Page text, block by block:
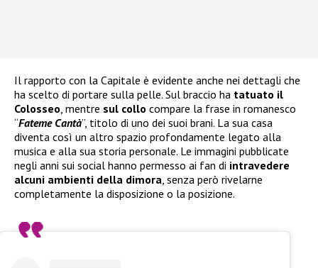
Il rapporto con la Capitale è evidente anche nei dettagli che
ha scelto di portare sulla pelle. Sul braccio ha tatuato il
Colosseo , mentre sul collo compare la frase in romanesco
“Fateme Cantà”, titolo di uno dei suoi brani. La sua casa
diventa così un altro spazio profondamente legato alla
musica e alla sua storia personale. Le immagini pubblicate
negli anni sui social hanno permesso ai fan di intravedere
alcuni ambienti della dimora , senza però rivelarne
completamente la disposizione o la posizione.